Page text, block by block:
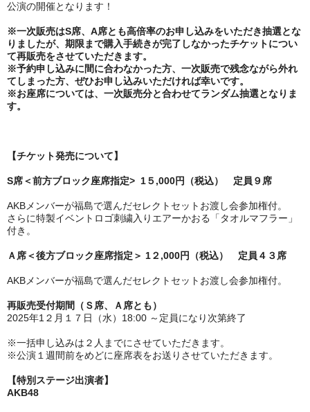
公演の開催となります！
※一次販売はS席、A席とも高倍率のお申し込みをいただき抽選とな
りましたが、期限まで購入手続きが完了しなかったチケットについ
て再販売をさせていただきます。
※予約申し込みに間に合わなかった方、一次販売で残念ながら外れ
てしまった方、ぜひお申し込みいただければ幸いです。
※お座席については、一次販売分と合わせてランダム抽選となりま
す。
【チケット発売について】
S席＜前方ブロック座席指定> 1５,000円（税込） 定員９席
AKBメンバーが福島で選んだセレクトセットお渡し会参加権付。
さらに特製イベントロゴ刺繍入りエアーかおる「タオルマフラー」
付き。
Ａ席＜後方ブロック座席指定 ＞ 1２,000円（税込） 定員４３席
AKBメンバーが福島で選んだセレクトセットお渡し会参加権付。
再販売受付期間（Ｓ席、Ａ席とも）
2025年1２月１７日（水）18:00 ～定員になり次第終了
※一括申し込みは２人までにさせていただきます。
※公演１週間前をめどに座席表をお送りさせていただきます。
【特別ステージ出演者】
AKB48